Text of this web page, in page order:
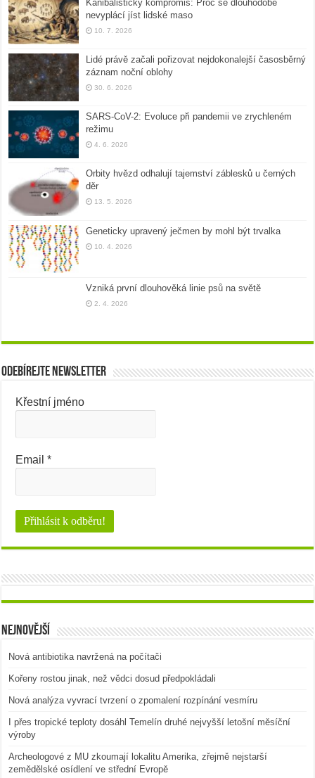
Kanibalistický kompromis: Proč se dlouhodobě
nevyplácí jíst lidské maso
10. 7. 2026
Lidé právě začali pořizovat nejdokonalejší časosběrný
záznam noční oblohy
30. 6. 2026
SARS-CoV-2: Evoluce při pandemii ve zrychleném
režimu
4. 6. 2026
Orbity hvězd odhalují tajemství záblesků u černých
děr
13. 5. 2026
Geneticky upravený ječmen by mohl být trvalka
10. 4. 2026
Vzniká první dlouhověká linie psů na světě
2. 4. 2026
Odebírejte newsletter
Křestní jméno
Email*
Nejnovější
Nová antibiotika navržená na počítači
Kořeny rostou jinak, než vědci dosud předpokládali
Nová analýza vyvrací tvrzení o zpomalení rozpínání vesmíru
I přes tropické teploty dosáhl Temelín druhé nejvyšší letošní měsíční
výroby
Archeologové z MU zkoumají lokalitu Amerika, zřejmě nejstarší
zemědělské osídlení ve střední Evropě